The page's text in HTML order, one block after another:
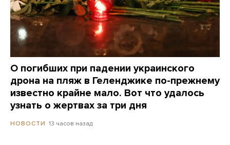
О погибших при падении украинского
дрона на пляж в Геленджике по-прежнему
известно крайне мало. Вот что удалось
узнать о жертвах за три дня
НОВОСТИ 13 часов назад